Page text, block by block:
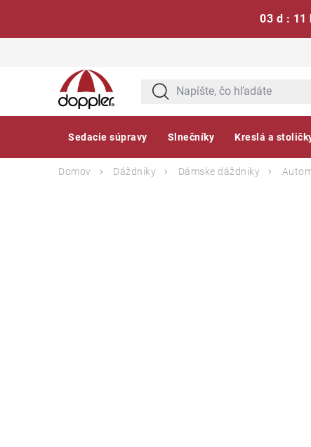
03 d : 11
Sedacie súpravy Slnečníky Kreslá a
Domov Dáždniky Dámske dáždniky